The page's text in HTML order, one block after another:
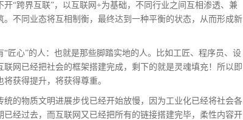
“跨界互联”，以互联网+为基础，不同行业之间互相渗透、兼
不同业态将互相制衡，最终达到一种平衡的状态，从而形成新
匠心”的人：也就是那些脚踏实地的人。比如工匠、程序员、设
网已经把社会的框架搭建完成，剩下的就是灵魂填充！所以即
获得提升，将获得尊重。
的物质文明进展步伐已经开始放慢，因为工业化已经将社会各
经过去，而互联网又已经把所有的链接搭建完毕，柔性内容开